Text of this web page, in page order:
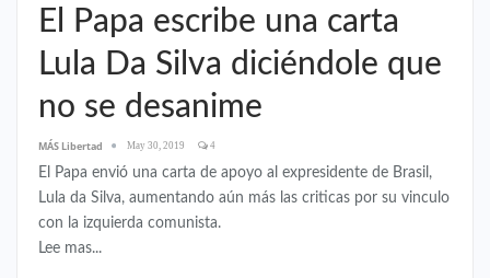
El Papa escribe una carta
Lula Da Silva diciéndole que
no se desanime
MÁS Libertad May 30, 2019 4
El Papa envió una carta de apoyo al expresidente de Brasil,
Lula da Silva, aumentando aún más las criticas por su vinculo
con la izquierda comunista.
Lee mas...